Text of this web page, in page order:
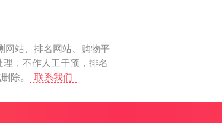
网站、排名网站、购物平
，不作人工干预，排名
除。
联系我们